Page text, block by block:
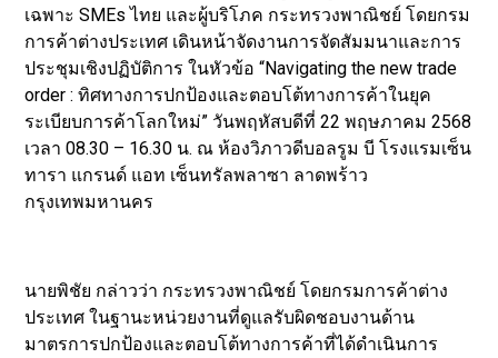
เฉพาะ SMEs ไทย และผู้บริโภค กระทรวงพาณิชย์ โดยกรม
การค้าต่างประเทศ เดินหน้าจัดงานการจัดสัมมนาและการ
ประชุมเชิงปฏิบัติการ ในหัวข้อ “Navigating the new trade
order : ทิศทางการปกป้องและตอบโต้ทางการค้าในยุค
ระเบียบการค้าโลกใหม่” วันพฤหัสบดีที่ 22 พฤษภาคม 2568
เวลา 08.30 – 16.30 น. ณ ห้องวิภาวดีบอลรูม บี โรงแรมเซ็น
ทารา แกรนด์ แอท เซ็นทรัลพลาซา ลาดพร้าว
กรุงเทพมหานคร
นายพิชัย กล่าวว่า กระทรวงพาณิชย์ โดยกรมการค้าต่าง
ประเทศ ในฐานะหน่วยงานที่ดูแลรับผิดชอบงานด้าน
มาตรการปกป้องและตอบโต้ทางการค้าที่ได้ดำเนินการ